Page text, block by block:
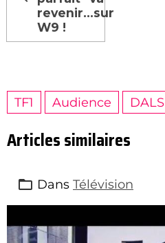
revenir...sur
W9 !
TF1 Audience DALS
Articles similaires
Dans Télévision